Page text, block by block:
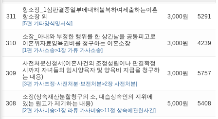
311
항소장_1심판결중일부에대해불복하여제출하는이혼
항소장 외
[5편 기타양식및서식]
3,000원 5291
310
소장_아내와 부정한 행위를 한 상간남을 공동피고로
이혼위자료양육권비를 청구하는 이혼소장
[1편 가사소송>1장 가류 가사소송]
3,000원 4239
309
사전처분신청서(이혼사건의 조정성립이나 판결확정
시까지 자녀들의 임시양육자 및 양육비 지급을 청구하
는 내용)
[3편 가사조정·사전처분·보전처분>2장 사전처분]
3,000원 5757
308
소장(상속재산분할청구의 소, 대습상속인의 지위에
있는 원고가 제기하는 내용)
[2편 가사비송>1장 라류 가사비송>11절 상속에관한사건]
5,000원 5408